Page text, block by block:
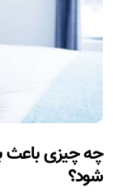
چه چیزی باعث
شود؟